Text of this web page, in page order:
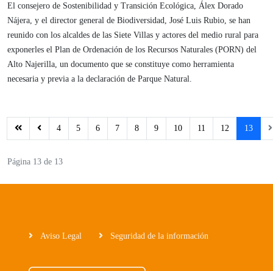
El consejero de Sostenibilidad y Transición Ecológica, Álex Dorado
Nájera, y el director general de Biodiversidad, José Luis Rubio, se han
reunido con los alcaldes de las Siete Villas y actores del medio rural para
exponerles el Plan de Ordenación de los Recursos Naturales (PORN) del
Alto Najerilla, un documento que se constituye como herramienta
necesaria y previa a la declaración de Parque Natural.
4 5 6 7 8 9 10 11 12 13
Página 13 de 13
Aviso Legal Seguridad de la información